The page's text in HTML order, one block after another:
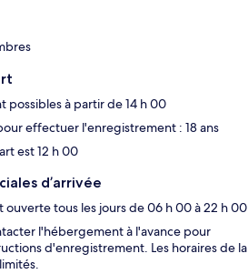
possibles à partir de 14 h 00
effectuer l'enregistrement : 18 ans
est 12 h 00
d’arrivée
ouverte tous les jours de 06 h 00 à 22 h 00
l'hébergement à l'avance pour
d'enregistrement. Les horaires de la